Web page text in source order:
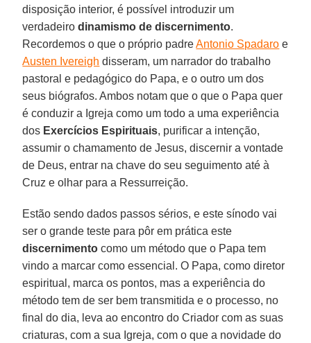
disposição interior, é possível introduzir um
verdadeirodinamismo de discernimento.
Recordemos o que o próprio padreAntonio Spadaro e
Austen Ivereigh disseram, um narrador do trabalho
pastoral e pedagógico do Papa, e o outro um dos
seus biógrafos. Ambos notam que o que o Papa quer
é conduzir a Igreja como um todo a uma experiência
dos Exercícios Espirituais, purificar a intenção,
assumir o chamamento de Jesus, discernir a vontade
de Deus, entrar na chave do seu seguimento até à
Cruz e olhar para a Ressurreição.
Estão sendo dados passos sérios, e este sínodo vai
ser o grande teste para pôr em prática este
discernimento como um método que o Papa tem
vindo a marcar como essencial. O Papa, como diretor
espiritual, marca os pontos, mas a experiência do
método tem de ser bem transmitida e o processo, no
final do dia, leva ao encontro do Criador com as suas
criaturas, com a sua Igreja, com o que a novidade do